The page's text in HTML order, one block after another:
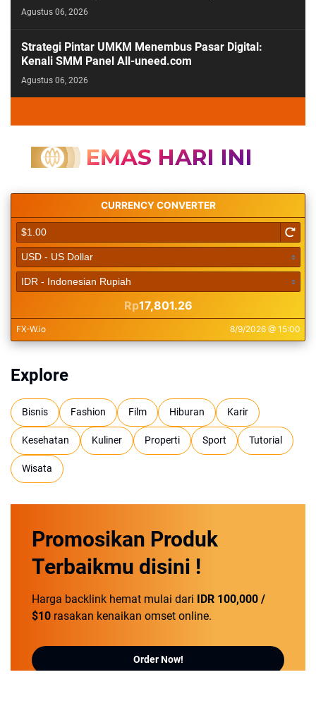
Agustus 06, 2026
Strategi Pintar UMKM Menembus Pasar Digital:
Kenali SMM Panel All-uneed.com
Agustus 06, 2026
Explore
Bisnis Fashion Film Hiburan Karir
Kesehatan Kuliner Properti Sport Tutorial
Wisata
Promosikan Produk
Terbaikmu disini !
Harga backlink hemat mulai dari IDR 100,000 /
$10 rasakan kenaikan omset online.
Order Now!